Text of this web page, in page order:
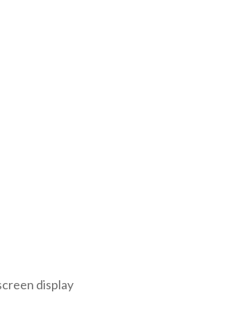
display